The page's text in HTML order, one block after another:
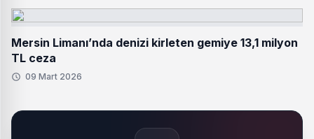
Mersin Limanı’nda denizi kirleten gemiye 13,1 milyon
TL ceza
09 Mart 2026